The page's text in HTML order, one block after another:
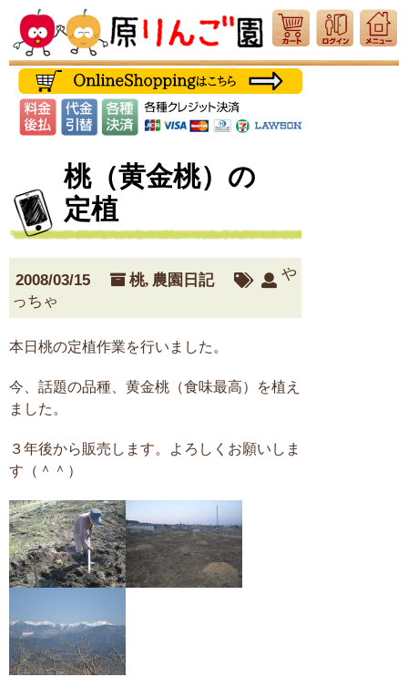
桃（黄金桃）の
定植
2008/03/15 桃, 農園日記
や
っちゃ
本日桃の定植作業を行いました。
今、話題の品種、黄金桃（食味最高）を植え
ました。
３年後から販売します。よろしくお願いしま
す（＾＾）